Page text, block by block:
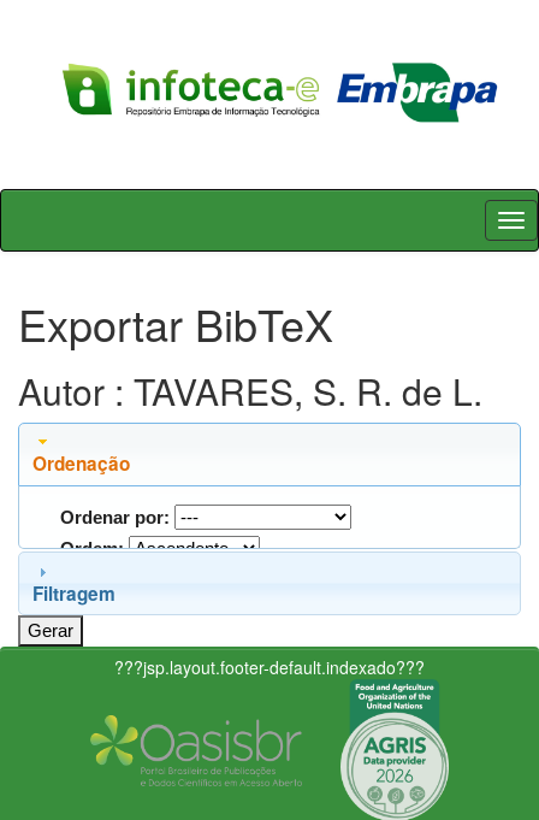
Skip
Exportar BibTeX
Autor : TAVARES, S. R. de L.
Ordenação
Ordenar por:
Ordem:
Filtragem
???jsp.layout.footer-default.indexado???